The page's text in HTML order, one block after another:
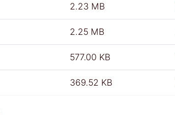
2.23 MB
2.25 MB
577.00 KB
369.52 KB